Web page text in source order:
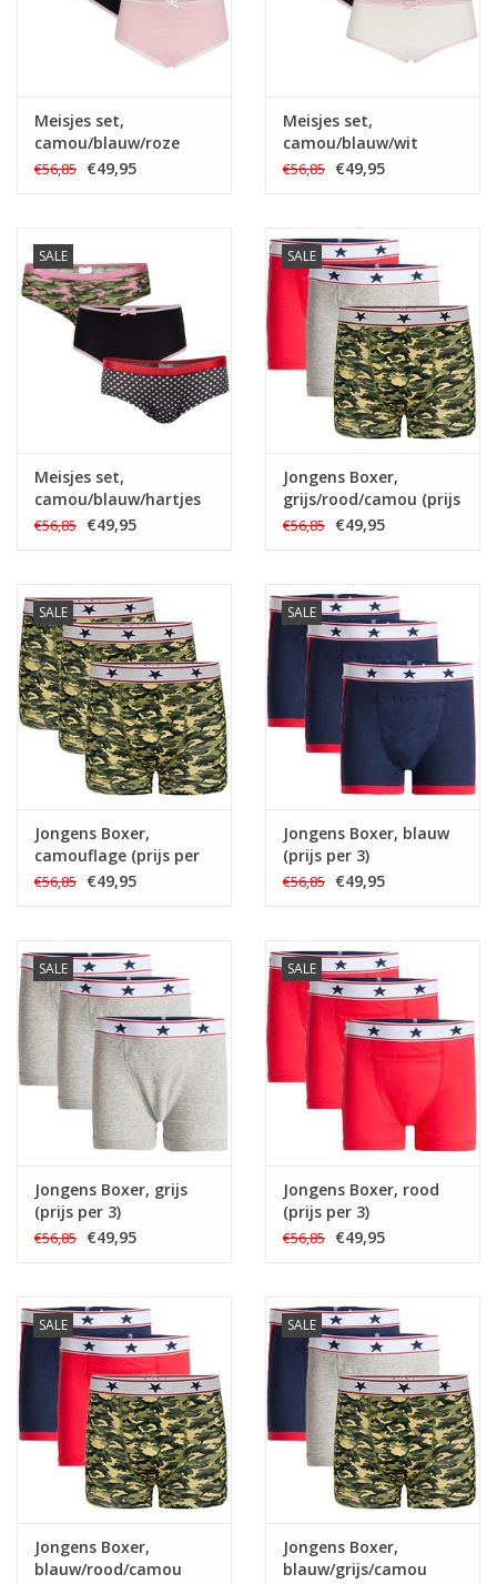
Meisjes set,
camou/blauw/roze
€56,85 €49,95
Meisjes set,
camou/blauw/wit
€56,85 €49,95
SALE
Meisjes set,
camou/blauw/hartjes
€56,85 €49,95
SALE
Jongens Boxer,
grijs/rood/camou (prijs
per 3)
€56,85 €49,95
SALE
Jongens Boxer,
camouflage (prijs per
3)
€56,85 €49,95
SALE
Jongens Boxer, blauw
(prijs per 3)
€56,85 €49,95
SALE
Jongens Boxer, grijs
(prijs per 3)
€56,85 €49,95
SALE
Jongens Boxer, rood
(prijs per 3)
€56,85 €49,95
SALE
Jongens Boxer,
blauw/rood/camou
SALE
Jongens Boxer,
blauw/grijs/camou